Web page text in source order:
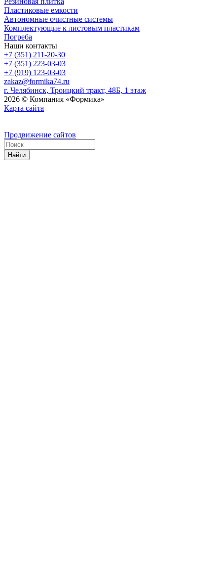
Пластиковые емкости
Автономные очистные системы
Комплектующие к листовым пластикам
Погреба
Наши контакты
+7 (351) 211-20-30
+7 (351) 223-03-03
+7 (919) 123-03-03
zakaz@formika74.ru
г. Челябинск, Троицкий тракт, 48Б, 1 этаж
2026 © Компания «Формика»
Карта сайта
Продвижение сайтов
Найти